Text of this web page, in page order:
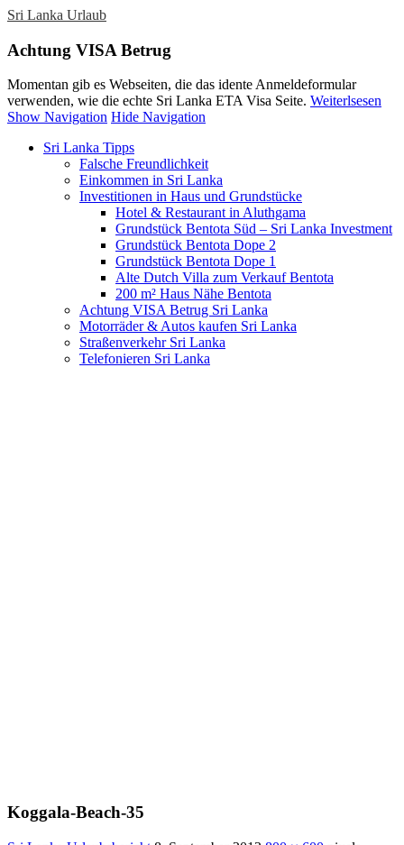
Sri Lanka Urlaub
Achtung VISA Betrug
Momentan gib es Webseiten, die das idente Anmeldeformular
verwenden, wie die echte Sri Lanka ETA Visa Seite. Weiterlsesen
Show Navigation Hide Navigation
Sri Lanka Tipps
Falsche Freundlichkeit
Einkommen in Sri Lanka
Investitionen in Haus und Grundstücke
Hotel & Restaurant in Aluthgama
Grundstück Bentota Süd – Sri Lanka Investment
Grundstück Bentota Dope 2
Grundstück Bentota Dope 1
Alte Dutch Villa zum Verkauf Bentota
200 m² Haus Nähe Bentota
Achtung VISA Betrug Sri Lanka
Motorräder & Autos kaufen Sri Lanka
Straßenverkehr Sri Lanka
Telefonieren Sri Lanka
Koggala-Beach-35